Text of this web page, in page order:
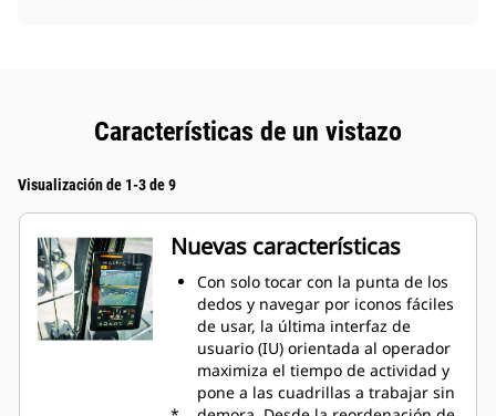
Características de un vistazo
Visualización de 1-3 de 9
Nuevas características
Con solo tocar con la punta de los
dedos y navegar por iconos fáciles
de usar, la última interfaz de
usuario (IU) orientada al operador
maximiza el tiempo de actividad y
pone a las cuadrillas a trabajar sin